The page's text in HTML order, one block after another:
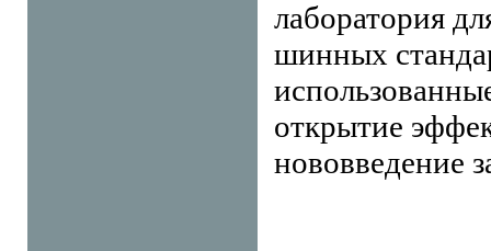
лаборатория
шинных
открытие
нововведение